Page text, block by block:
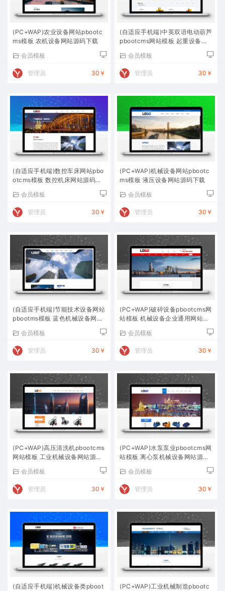
(PC+WAP)农业设备网站pbootc
ms模板 农机设备网站源码下载
会员模板
管理员 30￥
(自适应手机端)中英双语电动葫芦
pbootcms网站模板 起重设备网
会员模板
管理员 30￥
(自适应手机端)数控车床网站pbo
otcms模板 数控机床网站源码下
会员模板
管理员 30￥
(PC+WAP)机械设备网站pbootc
ms模板 液压设备网站源码下载
会员模板
管理员 30￥
(自适应手机端)节能技术设备网站
pbootms模板 蓝色机械设备网站
会员模板
管理员 30￥
(PC+WAP)破碎设备pbootcms网
站模板 机械设备企业通用网站源
会员模板
管理员 30￥
(PC+WAP)高压清洗机pbootcms
网站模板 工业机械设备网站源码
会员模板
管理员 30￥
(PC+WAP)水泵泵业pbootcms网
站模板 离心泵机械设备网站源码
会员模板
管理员 30￥
(自适应手机端)机械设备类pboot
(PC+WAP)工业机械制造pbootc